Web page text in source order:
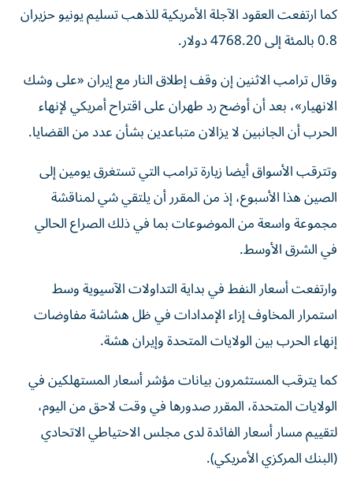
كما ارتفعت العقود الآجلة الأمريكية للذهب تسليم يونيو حزيران
0.8 بالمئة إلى 4768.20 دولار.
وقال ترامب الاثنين إن وقف إطلاق النار مع إيران «على وشك
الانهيار»، بعد ⁠أن أوضح رد طهران على اقتراح أمريكي لإنهاء
الحرب أن الجانبين لا يزالان متباعدين بشأن عدد من القضايا.
وتترقب الأسواق أيضا زيارة ترامب التي تستغرق يومين إلى
الصين هذا الأسبوع، إذ من المقرر أن يلتقي شي ​لمناقشة
مجموعة واسعة من الموضوعات بما في ذلك ‌الصراع الحالي
في الشرق الأوسط.
وارتفعت أسعار النفط في بداية التداولات الآسيوية وسط
استمرار المخاوف إزاء الإمدادات في ظل ⁠هشاشة مفاوضات
إنهاء الحرب بين الولايات المتحدة وإيران هشة.
كما يترقب المستثمرون بيانات مؤشر أسعار المستهلكين في
الولايات المتحدة، المقرر صدورها ​في ‌وقت لاحق من اليوم،
لتقييم مسار أسعار الفائدة لدى ‌مجلس الاحتياطي الاتحادي
(البنك المركزي الأمريكي).